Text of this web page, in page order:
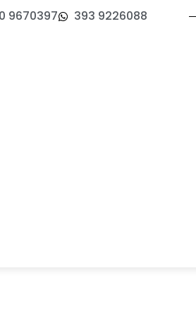
9670397 393 9226088